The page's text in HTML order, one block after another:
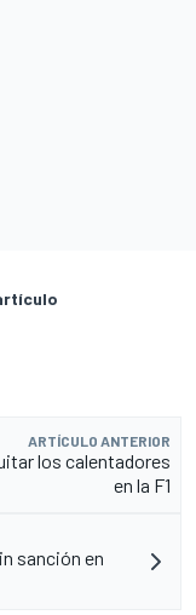
ARTÍCULO ANTERIOR
los calentadores
en la F1
sanción en